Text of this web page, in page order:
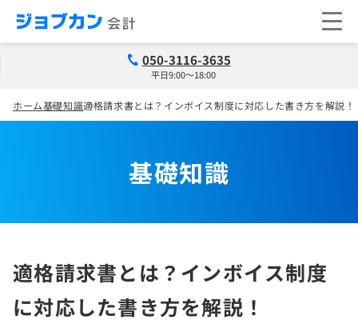
050-3116-3635
平日9:00～18:00
ホーム基礎知識適格請求書とは？インボイス制度に対応した書き方を解説！
基礎知識
適格請求書とは？インボイス制度
に対応した書き方を解説！